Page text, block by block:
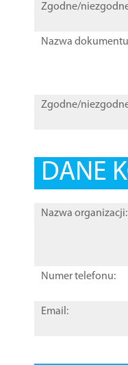
Zgodne/
Nazwa
Zgodne/
DANE
Nazwa organizacji:
Numer telefonu:
Email: